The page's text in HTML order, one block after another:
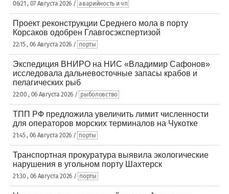
06:21 , 07 Августа 2026 / аварийность и чп
Проект реконструкции Среднего мола в порту
Корсаков одобрен Главгосэкспертизой
22:15 , 06 Августа 2026 / порты
Экспедиция ВНИРО на НИС «Владимир Сафонов»
исследовала дальневосточные запасы крабов и
пелагических рыб
22:00 , 06 Августа 2026 / рыболовство
ТПП РФ предложила увеличить лимит численности
для операторов морских терминалов на Чукотке
21:45 , 06 Августа 2026 / порты
Транспортная прокуратура выявила экологические
нарушения в угольном порту Шахтерск
21:30 , 06 Августа 2026 / порты